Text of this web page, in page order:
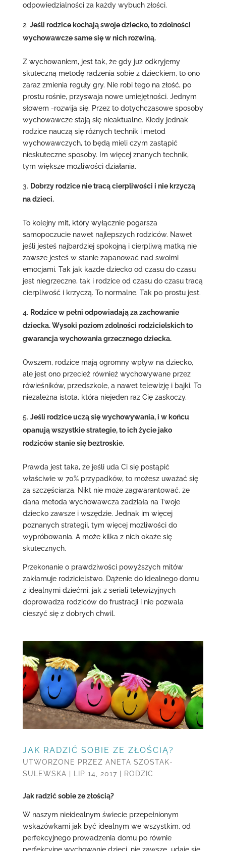
odpowiedzialności za każdy wybuch złości.
Jeśli rodzice kochają swoje dziecko, to zdolności
wychowawcze same się w nich rozwiną.
Z wychowaniem, jest tak, że gdy już odkryjemy
skuteczną metodę radzenia sobie z dzieckiem, to ono
zaraz zmienia reguły gry. Nie robi tego na złość, po
prostu rośnie, przyswaja nowe umiejętności. Jednym
słowem -rozwija się. Przez to dotychczasowe sposoby
wychowawcze stają się nieaktualne. Kiedy jednak
rodzice nauczą się różnych technik i metod
wychowawczych, to będą mieli czym zastąpić
nieskuteczne sposoby. Im więcej znanych technik,
tym większe możliwości działania.
Dobrzy rodzice nie tracą cierpliwości i nie krzyczą
na dzieci.
To kolejny mit, który wyłącznie pogarsza
samopoczucie nawet najlepszych rodziców. Nawet
jeśli jesteś najbardziej spokojną i cierpliwą matką nie
zawsze jesteś w stanie zapanować nad swoimi
emocjami. Tak jak każde dziecko od czasu do czasu
jest niegrzeczne, tak i rodzice od czasu do czasu tracą
cierpliwość i krzyczą. To normalne. Tak po prostu jest.
Rodzice w pełni odpowiadają za zachowanie
dziecka. Wysoki poziom zdolności rodzicielskich to
gwarancja wychowania grzecznego dziecka.
Owszem, rodzice mają ogromny wpływ na dziecko,
ale jest ono przecież również wychowywane przez
rówieśników, przedszkole, a nawet telewizję i bajki. To
niezależna istota, która niejeden raz Cię zaskoczy.
Jeśli rodzice uczą się wychowywania, i w końcu
opanują wszystkie strategie, to ich życie jako
rodziców stanie się beztroskie.
Prawda jest taka, że jeśli uda Ci się postąpić
właściwie w 70% przypadków, to możesz uważać się
za szczęściarza. Nikt nie może zagwarantować, że
dana metoda wychowawcza zadziała na Twoje
dziecko zawsze i wszędzie. Jednak im więcej
poznanych strategii, tym więcej możliwości do
wypróbowania. A może kilka z nich okaże się
skutecznych.
Przekonanie o prawdziwości powyższych mitów
zakłamuje rodzicielstwo. Dążenie do idealnego domu
z idealnymi dziećmi, jak z seriali telewizyjnych
doprowadza rodziców do frustracji i nie pozwala
cieszyć się z dobrych chwil.
JAK RADZIĆ SOBIE ZE ZŁOŚCIĄ?
UTWORZONE PRZEZ ANETA SZOSTAK-
SULEWSKA
LIP 14, 2017 RODZIC
Jak radzić sobie ze złością?
W naszym nieidealnym świecie przepełnionym
wskazówkami jak być idealnym we wszystkim, od
perfekcyjnego prowadzenia domu po równie